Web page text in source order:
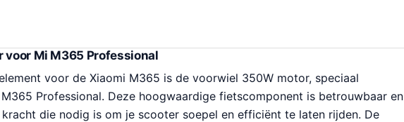
voor Mi M365 Professional
voor de Xiaomi M365 is de voorwiel 350W motor, speciaal
Professional. Deze hoogwaardige fietscomponent is betrouwbaar en
die nodig is om je scooter soepel en efficiënt te laten rijden. De